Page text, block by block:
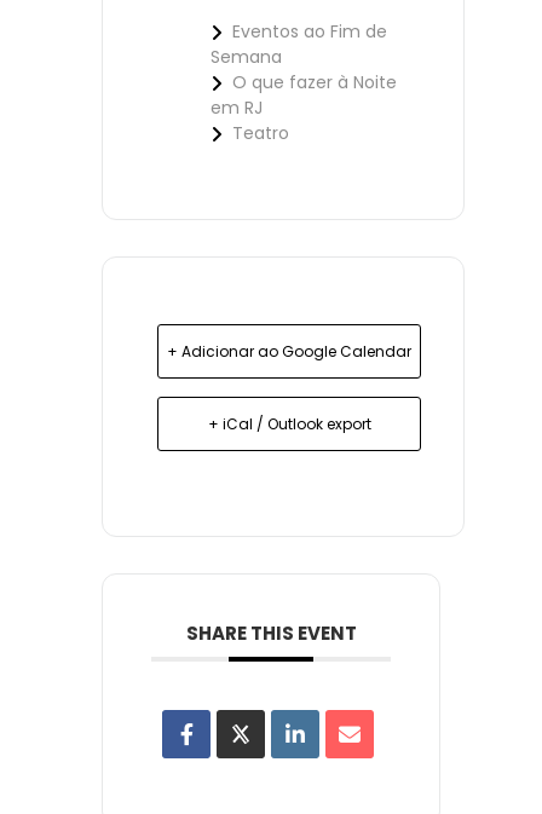
Eventos ao Fim de
Semana
O que fazer à Noite
em RJ
Teatro
+ Adicionar ao Google Calendar
+ iCal / Outlook export
SHARE THIS EVENT